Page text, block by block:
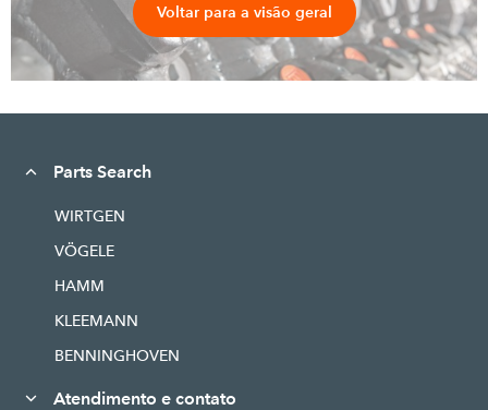
Voltar para a visão geral
Parts Search
WIRTGEN
VÖGELE
HAMM
KLEEMANN
BENNINGHOVEN
Atendimento e contato